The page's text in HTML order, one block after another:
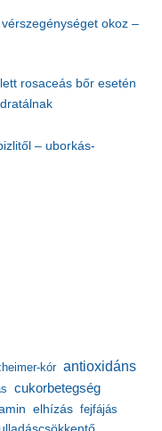
okoz –
rosaceás bőr esetén
– uborkás-
kór antioxidáns
cukorbetegség
elhízás fejfájás